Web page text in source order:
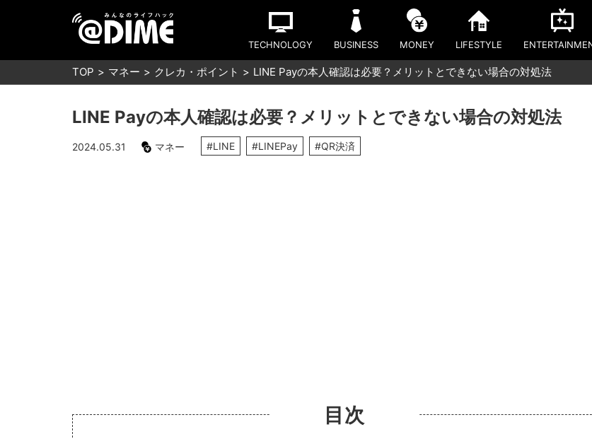
TECHNOLOGY BUSINESS MONEY LIFESTYLE
TOP マネー クレカ・ポイント LINE Payの本人確認は必要？メリットとできない場合の対処法
LINE Payの本人確認は必要？メリットとできない場合の対処法
2024.05.31 マネー #LINE #LINEPay #QR決済
目次